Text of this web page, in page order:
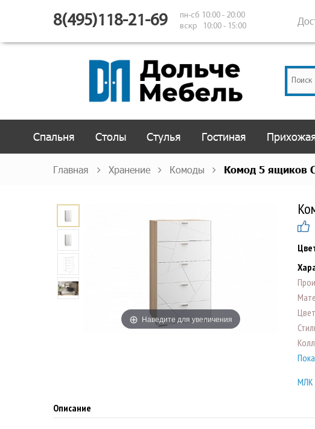
8(495)118-21-69
пн-сб 10:00 - 20:00
вскр 10:00 - 15:00
Спальня Столы Стулья Гостиная
Главная Хранение Комоды Комод 5 ящиков
Наведите для увеличения
Цвет
МЛК
Описание